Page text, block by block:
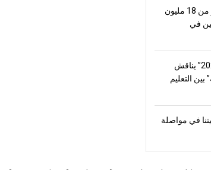
تعرض تجربتها في رقمنة أكثر من 18 مليون
في
“الشارقة الدولي للمكتبات 2026” يناقش
التعليم
في مواصلة